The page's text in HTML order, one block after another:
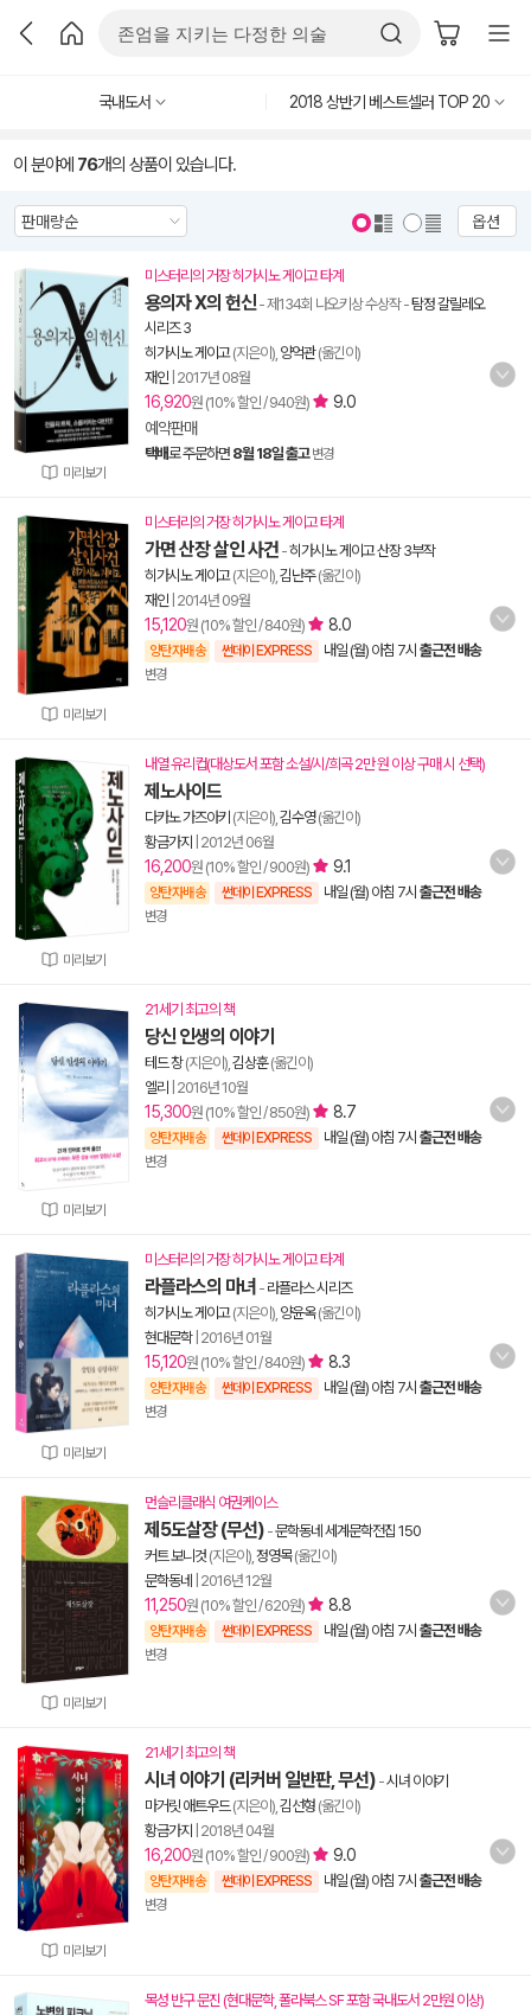
국내도서 2018 상반기 베스트셀러 TOP 20
이 분야에 76개의 상품이 있습니다.
옵션
미리보기
미스터리의 거장 히가시노 게이고 타계
용의자 X의 헌신- 제134회 나오키상 수상작-탐정 갈릴레오
시리즈 3
히가시노 게이고(지은이), 양억관(옮긴이)
재인 2017년 08월
16,920원 (10% 할인 / 940원)
9.0
예약판매
택배로 주문하면 8월 18일 출고 변경
미리보기
미스터리의 거장 히가시노 게이고 타계
가면 산장 살인 사건 -히가시노 게이고 산장 3부작
히가시노 게이고(지은이), 김난주(옮긴이)
재인 2014년 09월
15,120원 (10% 할인 / 840원) 8.0
양탄자배송 썬데이 EXPRESS 내일 (월) 아침 7시 출근전 배송
변경
미리보기
내열 유리컵(대상도서 포함 소설/시/희곡 2만 원 이상 구매 시 선택)
제노사이드
다카노 가즈아키 (지은이), 김수영(옮긴이)
황금가지
2012년 06월
16,200원 (10% 할인 / 900원) 9.1
양탄자배송 썬데이 EXPRESS 내일 (월) 아침 7시 출근전 배송
변경
미리보기
21세기 최고의 책
당신 인생의 이야기
테드 창(지은이), 김상훈(옮긴이)
엘리
2016년 10월
15,300원 (10% 할인 / 850원) 8.7
양탄자배송 썬데이 EXPRESS 내일 (월) 아침 7시 출근전 배송
변경
미리보기
미스터리의 거장 히가시노 게이고 타계
라플라스의 마녀 - 라플라스 시리즈
히가시노 게이고(지은이), 양윤옥(옮긴이)
현대문학| 2016년 01월
15,120원 (10% 할인 / 840원) 8.3
양탄자배송 썬데이 EXPRESS 내일 (월) 아침 7시 출근전 배송
변경
미리보기
먼슬리클래식 여권케이스
제5도살장 (무선) -문학동네 세계문학전집 150
커트 보니것 (지은이), 정영목(옮긴이)
문학동네
2016년 12월
11,250원 (10% 할인 / 620원) 8.8
양탄자배송 썬데이 EXPRESS 내일 (월) 아침 7시 출근전 배송
변경
미리보기
21세기 최고의 책
시녀 이야기 (리커버 일반판, 무선) -시녀 이야기
마거릿 애트우드(지은이), 김선형 (옮긴이)
황금가지
2018년 04월
16,200원 (10% 할인 / 900원) 9.0
양탄자배송 썬데이 EXPRESS 내일 (월) 아침 7시 출근전 배송
변경
목성 반구 문진 (현대문학, 폴라북스 SF 포함 국내도서 2만원 이상)